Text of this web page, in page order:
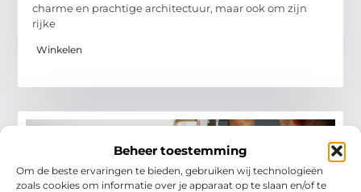
Beheer toestemming
Om de beste ervaringen te bieden, gebruiken wij technologieën
zoals cookies om informatie over je apparaat op te slaan en/of te
charme en prachtige architectuur, maar ook om zijn
rijke
Winkelen